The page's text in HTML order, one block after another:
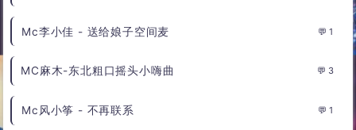
Mc李小佳 - 送给娘子空间麦 1
MC麻木-东北粗口摇头小嗨曲 3
Mc风小筝 - 不再联系 1